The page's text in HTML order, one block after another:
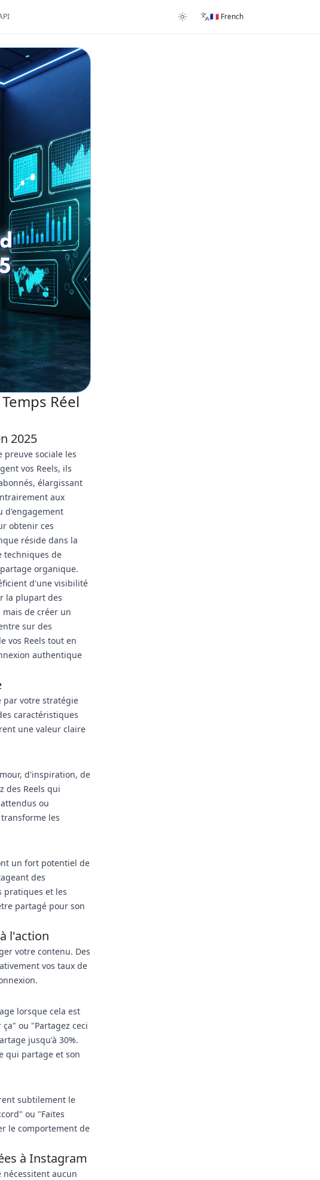
🇫🇷 French
Réel
2025
preuve sociale les
vos Reels, ils
élargissant
aux
d'engagement
obtenir ces
réside dans la
techniques de
organique.
d'une visibilité
la plupart des
mais de créer un
sur des
vos Reels tout en
authentique
par votre stratégie
caractéristiques
une valeur claire
d'inspiration, de
des Reels qui
ou
les
un fort potentiel de
des
pratiques et les
partagé pour son
l'action
votre contenu. Des
vos taux de
lorsque cela est
ou "Partagez ceci
jusqu'à 30%.
qui partage et son
subtilement le
ou "Faites
le comportement de
à Instagram
aucun